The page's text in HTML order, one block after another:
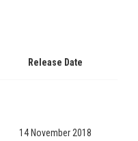
Release Date
14 November 2018